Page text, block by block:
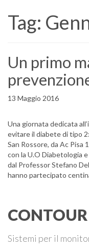
Tag:
Un primo
13 Maggio 2016
Una giornata dedicata
evitare il diabete di tipo
San Rossore, da Ac Pisa
con la U.O Diabetologia
dal Professor Stefano
hanno partecipato
CONTOUR
Sistemi per il